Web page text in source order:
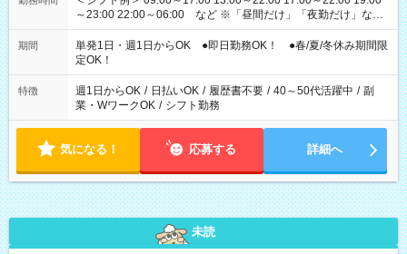
～23:00 22:00～06:00 など ※「昼間だけ」「夜勤だけ」など
の希望OK
期間
単発1日・週1日からOK ●即日勤務OK！ ●春/夏/冬休み期間限
定OK！
特徴 週1日からOK / 日払いOK / 履歴書不要 / 40～50代活躍中 / 副
業・WワークOK / シフト勤務
気になる！ 応募する 詳細へ
未読